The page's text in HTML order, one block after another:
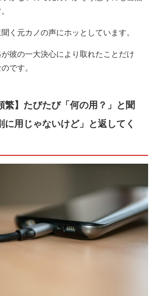
く元カノの声にホッとしています。
彼の一大決心により取れたことだけ
です。
繁】たびたび「何の用？」と聞
に用じゃないけど」と返してく